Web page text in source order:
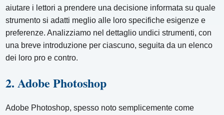
aiutare i lettori a prendere una decisione informata su quale
strumento si adatti meglio alle loro specifiche esigenze e
preferenze. Analizziamo nel dettaglio undici strumenti, con
una breve introduzione per ciascuno, seguita da un elenco
dei loro pro e contro.
2. Adobe Photoshop
Adobe Photoshop, spesso noto semplicemente come